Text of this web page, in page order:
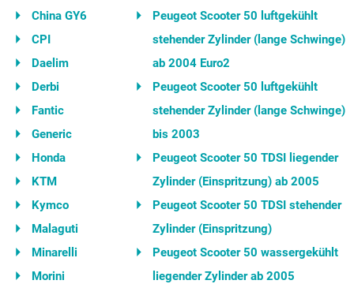
China GY6
CPI
Daelim
Derbi
Fantic
Generic
Honda
KTM
Kymco
Malaguti
Minarelli
Morini
Peugeot Scooter 50 luftgekühlt
stehender Zylinder (lange Schwinge)
ab 2004 Euro2
Peugeot Scooter 50 luftgekühlt
stehender Zylinder (lange Schwinge)
bis 2003
Peugeot Scooter 50 TDSI liegender
Zylinder (Einspritzung) ab 2005
Peugeot Scooter 50 TDSI stehender
Zylinder (Einspritzung)
Peugeot Scooter 50 wassergekühlt
liegender Zylinder ab 2005